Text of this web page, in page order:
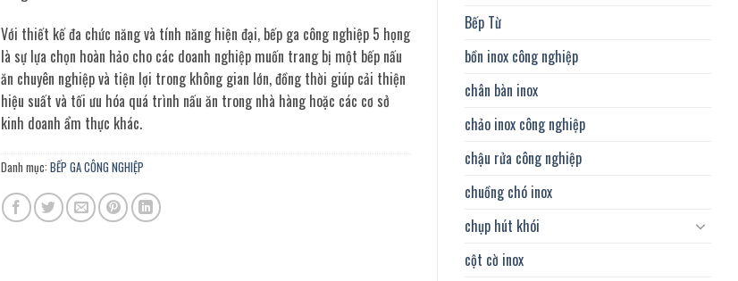
Bếp Từ
bồn inox công nghiệp
chân bàn inox
chảo inox công nghiệp
chậu rửa công nghiệp
chuồng chó inox
chụp hút khói
cột cờ inox
Với thiết kế đa chức năng và tính năng hiện đại, bếp ga công nghiệp 5 họng
là sự lựa chọn hoàn hảo cho các doanh nghiệp muốn trang bị một bếp nấu
ăn chuyên nghiệp và tiện lợi trong không gian lớn, đồng thời giúp cải thiện
hiệu suất và tối ưu hóa quá trình nấu ăn trong nhà hàng hoặc các cơ sở
kinh doanh ẩm thực khác.
Danh mục: BẾP GA CÔNG NGHIỆP